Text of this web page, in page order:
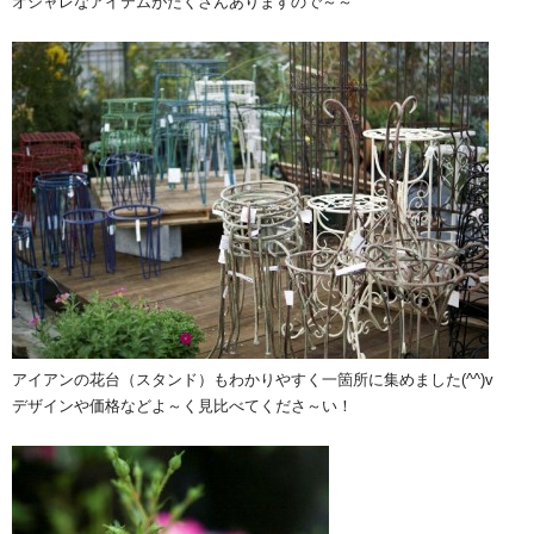
アイアンの花台（スタンド）もわかりやすく一箇所に集めました(^^)v
デザインや価格などよ～く見比べてくださ～い！